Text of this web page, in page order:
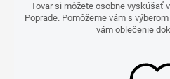
Tovar si môžete osobne vyskúšať
Poprade. Pomôžeme vám s
vám oblečenie